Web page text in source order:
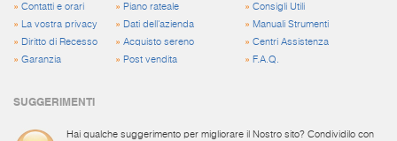
» Contatti e orari
»
La vostra privacy
» Diritto di Recesso
» Garanzia
» Piano rateale
» Dati dell'azienda
» Acquisto sereno
» Post vendita
»Consigli Utili
» Manuali Strumenti
»Centri Assistenza
» F.A.Q.
SUGGERIMENTI
Hai qualche suggerimento per migliorare il Nostro sito? Condividilo con